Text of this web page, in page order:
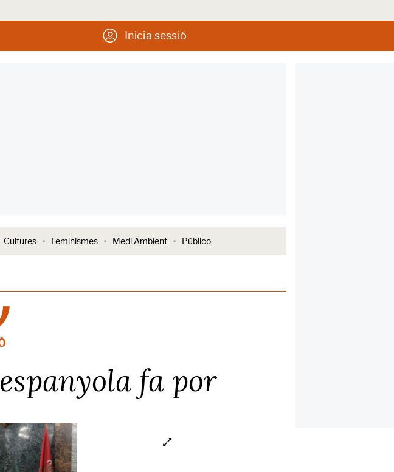
Inicia sessió
Cultures Feminismes Medi Ambient Público
fa por